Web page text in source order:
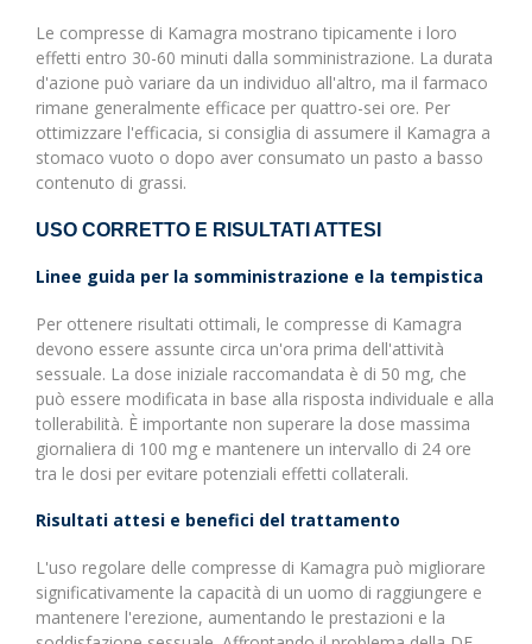
Le compresse di Kamagra mostrano tipicamente i loro
effetti entro 30-60 minuti dalla somministrazione. La durata
d'azione può variare da un individuo all'altro, ma il farmaco
rimane generalmente efficace per quattro-sei ore. Per
ottimizzare l'efficacia, si consiglia di assumere il Kamagra a
stomaco vuoto o dopo aver consumato un pasto a basso
contenuto di grassi.
USO CORRETTO E RISULTATI ATTESI
Linee guida per la somministrazione e la tempistica
Per ottenere risultati ottimali, le compresse di Kamagra
devono essere assunte circa un'ora prima dell'attività
sessuale. La dose iniziale raccomandata è di 50 mg, che
può essere modificata in base alla risposta individuale e alla
tollerabilità. È importante non superare la dose massima
giornaliera di 100 mg e mantenere un intervallo di 24 ore
tra le dosi per evitare potenziali effetti collaterali.
Risultati attesi e benefici del trattamento
L'uso regolare delle compresse di Kamagra può migliorare
significativamente la capacità di un uomo di raggiungere e
mantenere l'erezione, aumentando le prestazioni e la